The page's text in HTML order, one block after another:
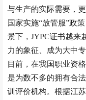
与生产的实际需要，
国家实施“放管服”政
景下，JYPC证书越来
力的象征、成为大中
目前，在我国职业资
是为数不多的拥有合
训评价机构。根据江